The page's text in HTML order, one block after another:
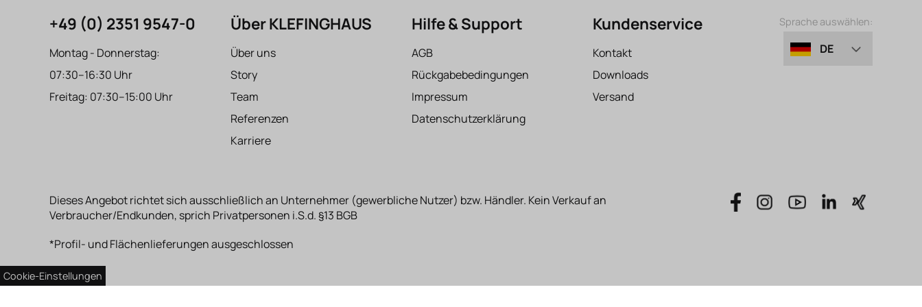
+49 (0) 2351 9547-0
Montag - Donnerstag:
07:30–16:30 Uhr
Freitag: 07:30–15:00 Uhr
Über KLEFINGHAUS
Über uns
Story
Team
Referenzen
Karriere
Hilfe & Support
AGB
Rückgabebedingungen
Impressum
Datenschutzerklärung
Kundenservice
Kontakt
Downloads
Versand
Sprache auswählen:
DE
Dieses Angebot richtet sich ausschließlich an Unternehmer (gewerbliche Nutzer) bzw. Händler. Kein Verkauf an
Verbraucher/Endkunden, sprich Privatpersonen i.S.d. §13 BGB
*Profil- und Flächenlieferungen ausgeschlossen
Cookie-Einstellungen